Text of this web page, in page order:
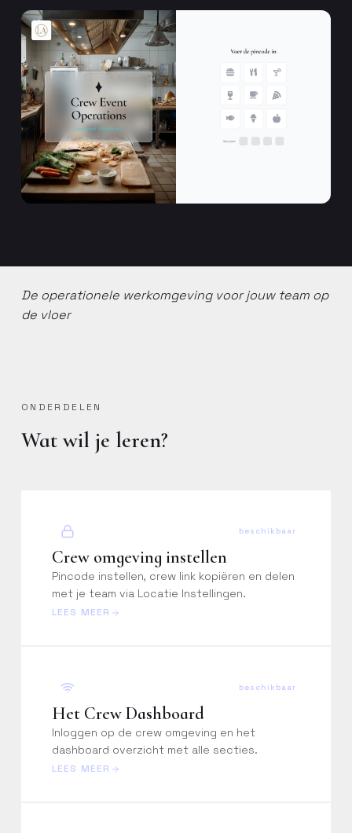
De operationele werkomgeving voor jouw team op
de vloer
ONDERDELEN
Wat wil je leren?
beschikbaar
Crew omgeving instellen
Pincode instellen, crew link kopiëren en delen
met je team via Locatie Instellingen.
LEES MEER
beschikbaar
Het Crew Dashboard
Inloggen op de crew omgeving en het
dashboard overzicht met alle secties.
LEES MEER